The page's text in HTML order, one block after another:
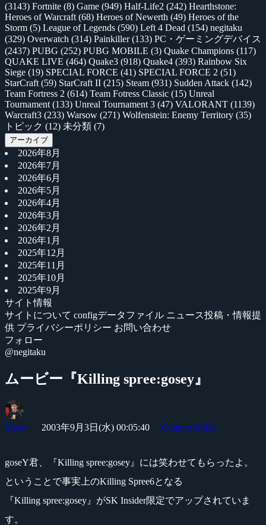
(3143) Fortnite (8) Game (949) Half-Life2 (242) Hearthstone:
Heroes of Warcraft (68) Heroes of Newerth (49) Heroes of the
Storm (5) League of Legends (590) Left 4 Dead (154) negitaku
(329) Overwatch (314) Painkiller(133) PC・ゲーミングデバイス
(2437) PUBG (252) PUBG MOBILE (3) Quake Champions (117)
QUAKE LIVE (464) Quake3 (918) Quake4 (393) Rainbow Six
Siege (19) SPECIAL FORCE (41) SPECIAL FORCE 2 (51)
StarCraft (59) StarCraft II (215) Steam (931) Sudden Attack (142)
Team Fortress 2 (614) Team Fotress Classic (15) Unreal
Tournament (133) Unreal Tournament 3 (47) VALORANT (1139)
Warcraft3 (233) Warsow (271) Wolfenstein: Enemy Territory (35)
トピック (12) 未分類 (7)
アーカイブ
2026年8月
2026年7月
2026年6月
2026年5月
2026年4月
2026年3月
2026年2月
2026年1月
2025年12月
2025年11月
2025年10月
2025年9月
サイト情報
サイトについて configデータファイル ニュース投稿・情報提
供 プライバシーポリシー お問い合わせ
フォロー
@negitaku
ムービー『Killing spree:gosey』
Yossy 2003年9月3日(水) 00:05:40 Counter-Strike
goseY君、『Killing spree:gosey』には笑わせてもらったよ。
ということで事実上のKilling Spree6となる
『Killing spree:gosey』がSK Insider限定でアップされていま
す。